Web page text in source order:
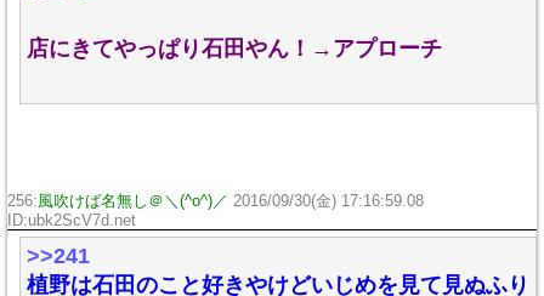
店にきてやっぱり石田やん！→アプローチ
256:風吹けば名無し＠＼(^o^)／ 2016/09/30(金) 17:16:59.08
ID:ubk2ScV7d.net
>>241
植野は石田のこと好きやけどいじめを見て見ぬふり